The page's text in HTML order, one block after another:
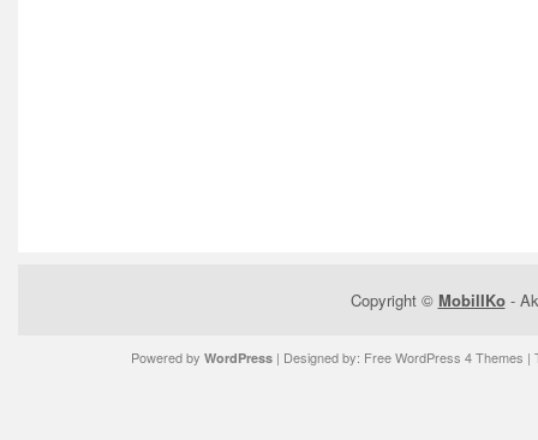
Copyright © MobilIKo-
Powered by WordPress| Designed by: Free WordPress 4 Themes |